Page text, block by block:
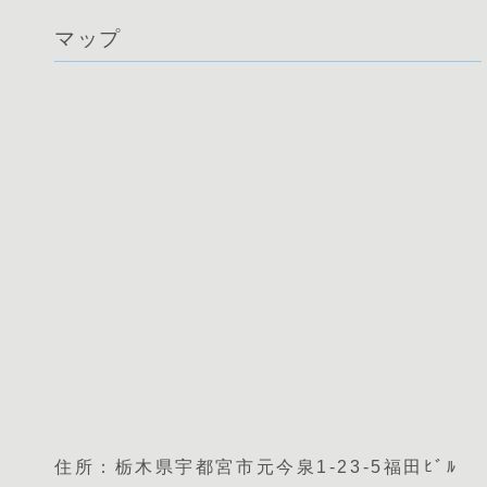
マップ
住所：栃木県宇都宮市元今泉1-23-5福田ﾋﾞﾙ